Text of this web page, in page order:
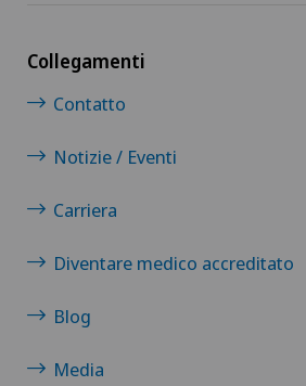
Collegamenti
Contatto
Notizie / Eventi
Carriera
Diventare medico accreditato
Blog
Media